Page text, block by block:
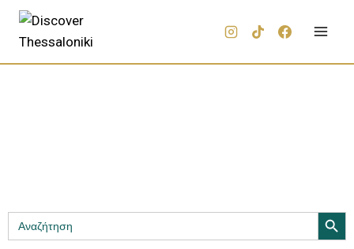
Search
for:
Search